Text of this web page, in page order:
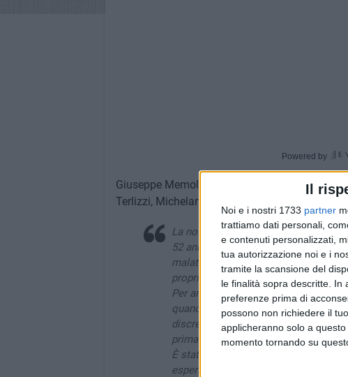
Il
Noi e i nostri 1733 partner
trattiamo dati personali,
e contenuti personalizzati,
tua autorizzazione noi e i
tramite la scansione del
le finalità sopra descritte. In
preferenze prima di
possono non richiedere il
applicheranno solo a
momento tornando su
Powered by
Giuseppe Memola se n'è andato troppo
Terlizzi, Michelangelo De Chirico. Alla sua
La notizia della scomparsa di
52 anni, dopo aver affrontato con
malattia, ci lascia un uomo che ha
propria vita.
Per anni ha prestato servizio come
quando qualcuno aveva bisogno di
discrezione, senza cercare
prima del proprio.
È stato un amico sincero, una
esperienza e valori alle nuove